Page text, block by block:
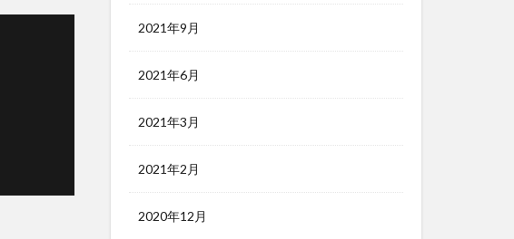
2021年9月
2021年6月
2021年3月
2021年2月
2020年12月